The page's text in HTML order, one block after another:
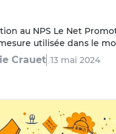
au NPS Le Net
utilisée dans le
pour évaluer la
Crauet 13 mai 2024